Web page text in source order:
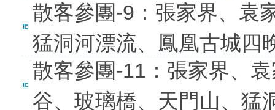
散客參團-9：張家界、袁
猛洞河漂流、鳳凰古城四
散客參團-11：張家界、
谷、玻璃橋、天門山、猛